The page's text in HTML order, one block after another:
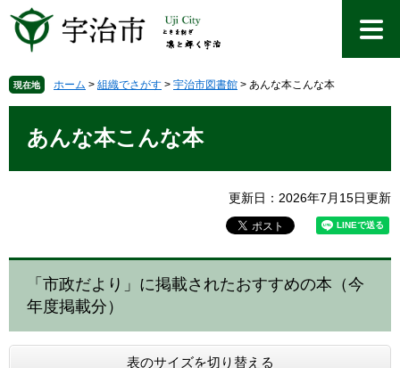
先を 現在地 ホーム > 組織でさがす > 宇治市図書館 > あんな本こんな本
あんな本こんな本
更新日：2026年7月15日更新
「市政だより」に掲載されたおすすめの本（今
年度掲載分）
表のサイズを切り替える